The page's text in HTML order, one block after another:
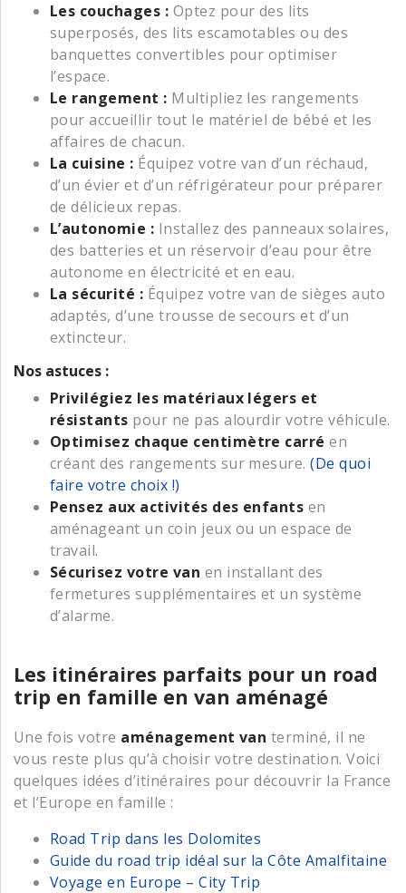
Les couchages : Optez pour des lits
superposés, des lits escamotables ou des
banquettes convertibles pour optimiser
l’espace.
Le rangement : Multipliez les rangements
pour accueillir tout le matériel de bébé et les
affaires de chacun.
La cuisine : Équipez votre van d’un réchaud,
d’un évier et d’un réfrigérateur pour préparer
de délicieux repas.
L’autonomie : Installez des panneaux solaires,
des batteries et un réservoir d’eau pour être
autonome en électricité et en eau.
La sécurité : Équipez votre van de sièges auto
adaptés, d’une trousse de secours et d’un
extincteur.
Nos astuces :
Privilégiez les matériaux légers et
résistants pour ne pas alourdir votre véhicule.
Optimisez chaque centimètre carré en
créant des rangements sur mesure.(De quoi
faire votre choix !)
Pensez aux activités des enfants en
aménageant un coin jeux ou un espace de
travail.
Sécurisez votre van en installant des
fermetures supplémentaires et un système
d’alarme.
Les itinéraires parfaits pour un road
trip en famille en van aménagé
Une fois votre aménagement van terminé, il ne
vous reste plus qu’à choisir votre destination. Voici
quelques idées d’itinéraires pour découvrir la France
et l’Europe en famille :
Road Trip dans les Dolomites
Guide du road trip idéal sur la Côte Amalfitaine
Voyage en Europe – City Trip